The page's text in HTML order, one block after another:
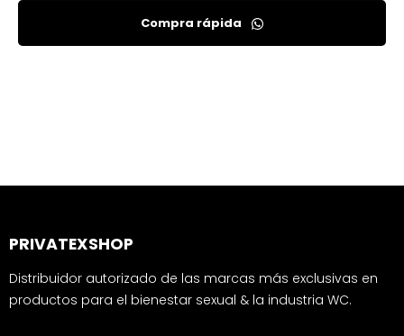
Compra rápida
PRIVATEXSHOP
Distribuidor autorizado de las marcas más exclusivas en
productos para el bienestar sexual & la industria WC.